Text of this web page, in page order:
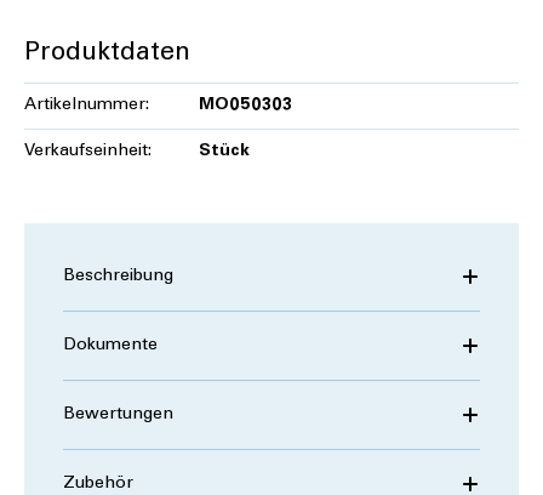
Produktdaten
Artikelnummer: MO050303
Verkaufseinheit: Stück
Beschreibung
Dokumente
Bewertungen
Zubehör